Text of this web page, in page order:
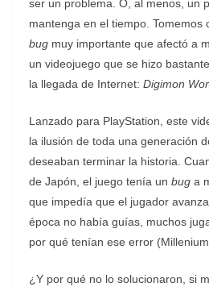
ser un problema. O, al menos, un
mantenga en el tiempo. Tomemos
bug muy importante que afectó a
un videojuego que se hizo
la llegada de Internet: Digimon
Lanzado para PlayStation, este
la ilusión de toda una generación
deseaban terminar la historia.
de Japón, el juego tenía un bug a
que impedía que el jugador
época no había guías, muchos
por qué tenían ese error
¿Y por qué no lo solucionaron, si